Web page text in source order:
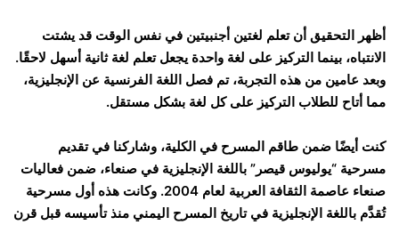
أظهر التحقيق أن تعلم لغتين أجنبيتين في نفس الوقت قد يشتت
الانتباه، بينما التركيز على لغة واحدة يجعل تعلم لغة ثانية أسهل لاحقًا.
وبعد عامين من هذه التجربة، تم فصل اللغة الفرنسية عن الإنجليزية،
مما أتاح للطلاب التركيز على كل لغة بشكل مستقل.
كنت أيضًا ضمن طاقم المسرح في الكلية، وشاركنا في تقديم
مسرحية “يوليوس قيصر” باللغة الإنجليزية في صنعاء، ضمن فعاليات
صنعاء عاصمة الثقافة العربية لعام 2004. وكانت هذه أول مسرحية
تُقدَّم باللغة الإنجليزية في تاريخ المسرح اليمني منذ تأسيسه قبل قرن